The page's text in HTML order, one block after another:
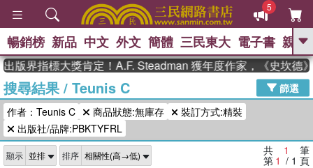
5
GO
The Odyssey 、
父親節 、 如果歷史是一群喵 、 暑期
推薦 、 國際布克獎 臺灣漫遊錄
孩：黎曼猜想 、 偉大的迷走神經
暢銷榜 新品 中文 外文 簡體 三民東大 電子書 親子
版界指標大獎肯定！A.F. Steadman 獲年度作家，《史坎德
搜尋結果/ Teunis C
篩選
作者：Teunis C
商品狀態:無庫存
裝訂方式:精裝
出版社/品牌:PBKTYFRL
顯示 排序 共 1 筆
第 1 / 1 頁